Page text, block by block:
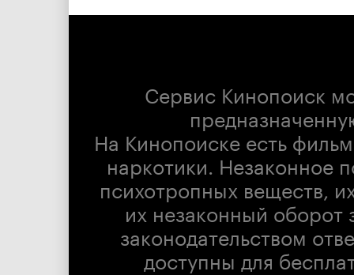
Сервис Кинопоиск
На Кинопоиске есть
наркотики. Незаконное
психотропных веществ,
их незаконный оборот
законодательством
доступны для